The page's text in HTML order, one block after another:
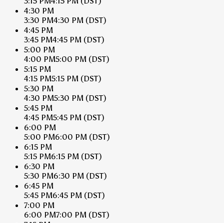
4:30 PM
3:30 PM4:30 PM (DST)
4:45 PM
3:45 PM4:45 PM (DST)
5:00 PM
4:00 PM5:00 PM (DST)
5:15 PM
4:15 PM5:15 PM (DST)
5:30 PM
4:30 PM5:30 PM (DST)
5:45 PM
4:45 PM5:45 PM (DST)
6:00 PM
5:00 PM6:00 PM (DST)
6:15 PM
5:15 PM6:15 PM (DST)
6:30 PM
5:30 PM6:30 PM (DST)
6:45 PM
5:45 PM6:45 PM (DST)
7:00 PM
6:00 PM7:00 PM (DST)